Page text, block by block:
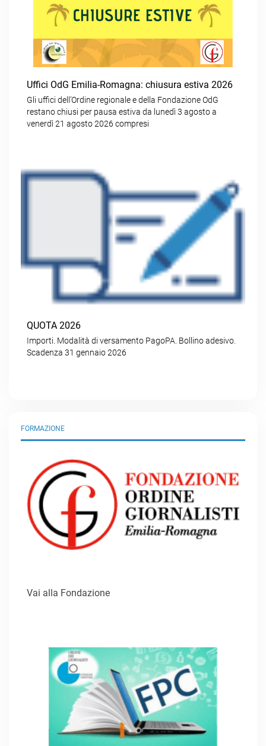
Uffici OdG Emilia-Romagna: chiusura estiva 2026
Gli uffici dell’Ordine regionale e della Fondazione OdG
restano chiusi per pausa estiva da lunedì 3 agosto a
venerdì 21 agosto 2026 compresi
QUOTA 2026
Importi. Modalità di versamento PagoPA. Bollino adesivo.
Scadenza 31 gennaio 2026
FORMAZIONE
Vai alla Fondazione